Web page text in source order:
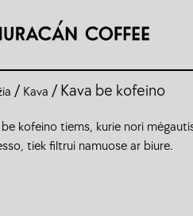
/ Kava / Kava be kofeino
be kofeino tiems, kurie nori
tiek filtrui namuose ar biure.